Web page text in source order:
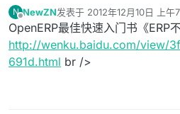
N
离线
NewZN发表于 2012年12月10日 上午
最后由 编辑
OpenERP最佳快速入门书《ERP
http://wenku.baidu.com/view/
691d.html br />